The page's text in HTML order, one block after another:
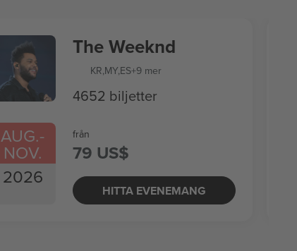
AUG.-
NOV.
2026
The Weeknd
KR,MY,ES+9 mer
4652 biljetter
från
79 US$
HITTA EVENEMANG